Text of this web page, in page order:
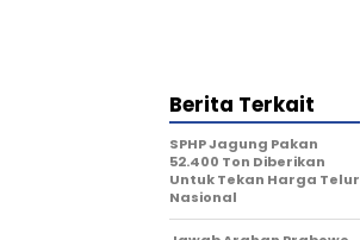
Berita Terkait
SPHP Jagung Pakan
52.400 Ton Diberikan
Untuk Tekan Harga Telur
Nasional